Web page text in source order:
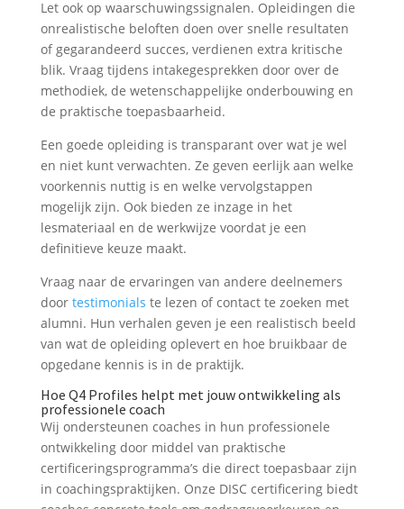
Let ook op waarschuwingssignalen. Opleidingen die
onrealistische beloften doen over snelle resultaten
of gegarandeerd succes, verdienen extra kritische
blik. Vraag tijdens intakegesprekken door over de
methodiek, de wetenschappelijke onderbouwing en
de praktische toepasbaarheid.
Een goede opleiding is transparant over wat je wel
en niet kunt verwachten. Ze geven eerlijk aan welke
voorkennis nuttig is en welke vervolgstappen
mogelijk zijn. Ook bieden ze inzage in het
lesmateriaal en de werkwijze voordat je een
definitieve keuze maakt.
Vraag naar de ervaringen van andere deelnemers
door testimonials te lezen of contact te zoeken met
alumni. Hun verhalen geven je een realistisch beeld
van wat de opleiding oplevert en hoe bruikbaar de
opgedane kennis is in de praktijk.
Hoe Q4 Profiles helpt met jouw ontwikkeling als
professionele coach
Wij ondersteunen coaches in hun professionele
ontwikkeling door middel van praktische
certificeringsprogramma’s die direct toepasbaar zijn
in coachingspraktijken. Onze DISC certificering biedt